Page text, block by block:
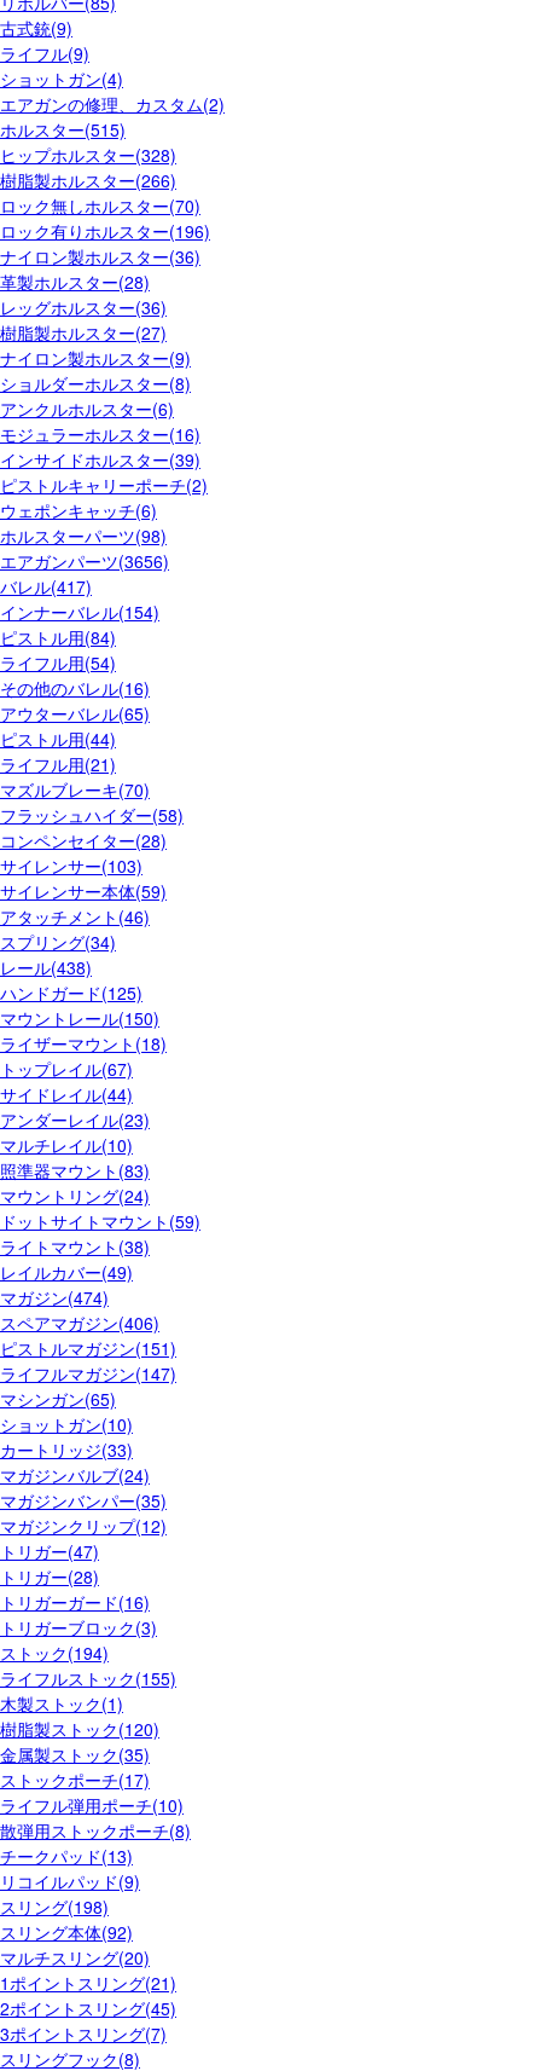
古式銃(9)
ライフル(9)
ショットガン(4)
エアガンの修理、カスタム(2)
ホルスター(515)
ヒップホルスター(328)
樹脂製ホルスター(266)
ロック無しホルスター(70)
ロック有りホルスター(196)
ナイロン製ホルスター(36)
革製ホルスター(28)
レッグホルスター(36)
樹脂製ホルスター(27)
ナイロン製ホルスター(9)
ショルダーホルスター(8)
アンクルホルスター(6)
モジュラーホルスター(16)
インサイドホルスター(39)
ピストルキャリーポーチ(2)
ウェポンキャッチ(6)
ホルスターパーツ(98)
エアガンパーツ(3656)
バレル(417)
インナーバレル(154)
ピストル用(84)
ライフル用(54)
その他のバレル(16)
アウターバレル(65)
ピストル用(44)
ライフル用(21)
マズルブレーキ(70)
フラッシュハイダー(58)
コンペンセイター(28)
サイレンサー(103)
サイレンサー本体(59)
アタッチメント(46)
スプリング(34)
レール(438)
ハンドガード(125)
マウントレール(150)
ライザーマウント(18)
トップレイル(67)
サイドレイル(44)
アンダーレイル(23)
マルチレイル(10)
照準器マウント(83)
マウントリング(24)
ドットサイトマウント(59)
ライトマウント(38)
レイルカバー(49)
マガジン(474)
スペアマガジン(406)
ピストルマガジン(151)
ライフルマガジン(147)
マシンガン(65)
ショットガン(10)
カートリッジ(33)
マガジンバルブ(24)
マガジンバンパー(35)
マガジンクリップ(12)
トリガー(47)
トリガー(28)
トリガーガード(16)
トリガーブロック(3)
ストック(194)
ライフルストック(155)
木製ストック(1)
樹脂製ストック(120)
金属製ストック(35)
ストックポーチ(17)
ライフル弾用ポーチ(10)
散弾用ストックポーチ(8)
チークパッド(13)
リコイルパッド(9)
スリング(198)
スリング本体(92)
マルチスリング(20)
1ポイントスリング(21)
2ポイントスリング(45)
3ポイントスリング(7)
スリングフック(8)